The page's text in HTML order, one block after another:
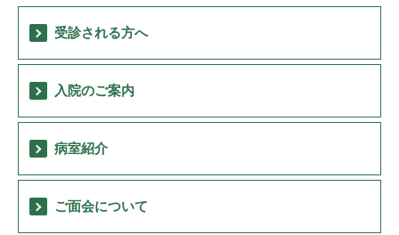
当院について
医療関係者の方へ
採用情報
プライバシーポリシー
受診される方へ
入院のご案内
病室紹介
ご面会について